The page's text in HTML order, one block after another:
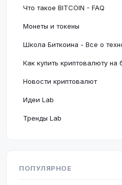
Что такое BITCOIN - FAQ
Монеты и токены
Школа Биткоина - Все о
Как купить криптовалюту на
Новости криптовалют
Идеи Lab
Тренды Lab
ПОПУЛЯРНОЕ